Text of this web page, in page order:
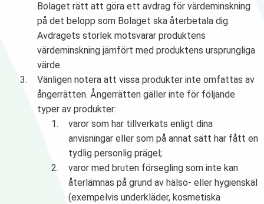
Bolaget rätt att göra ett avdrag för värdeminskning
på det belopp som Bolaget ska återbetala dig.
Avdragets storlek motsvarar produktens
värdeminskning jämfört med produktens ursprungliga
värde.
Vänligen notera att vissa produkter inte omfattas av
ångerrätten. Ångerrätten gäller inte för följande
typer av produkter:
varor som har tillverkats enligt dina
anvisningar eller som på annat sätt har fått en
tydlig personlig prägel;
varor med bruten försegling som inte kan
återlämnas på grund av hälso- eller hygienskäl
(exempelvis underkläder, kosmetiska